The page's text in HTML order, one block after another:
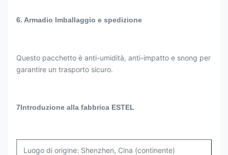
6. Armadio Imballaggio e spedizione
Questo pacchetto è anti-umidità, anti-impatto e snong per
garantire un trasporto sicuro.
7Introduzione alla fabbrica ESTEL
Luogo di origine: Shenzhen, Cina (continente)